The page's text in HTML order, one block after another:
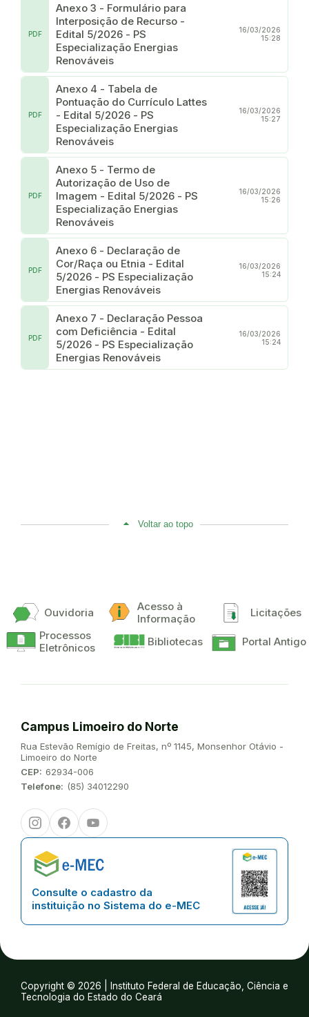
Anexo 3 - Formulário para
Interposição de Recurso -
Edital 5/2026 - PS
Especialização Energias
Renováveis
PDF
16/03/2026
15:28
Anexo 4 - Tabela de
Pontuação do Currículo Lattes
- Edital 5/2026 - PS
Especialização Energias
Renováveis
PDF
16/03/2026
15:27
Anexo 5 - Termo de
Autorização de Uso de
Imagem - Edital 5/2026 - PS
Especialização Energias
Renováveis
PDF
16/03/2026
15:26
Anexo 6 - Declaração de
Cor/Raça ou Etnia - Edital
5/2026 - PS Especialização
Energias Renováveis
PDF
16/03/2026
15:24
Anexo 7 - Declaração Pessoa
com Deficiência - Edital
5/2026 - PS Especialização
Energias Renováveis
PDF
16/03/2026
15:24
Voltar ao topo
Ouvidoria
Acesso à
Informação
Licitações
Processos
Eletrônicos
Bibliotecas Portal Antigo
Campus Limoeiro do Norte
Endereço:
Rua Estevão Remígio de Freitas, nº 1145, Monsenhor Otávio -
Limoeiro do Norte
CEP: 62934-006
Telefone: (85) 34012290
InstagramFacebookYoutube
Consulte o cadastro da
instituição no Sistema do e-MEC
Copyright © 2026 | Instituto Federal de Educação, Ciência e
Tecnologia do Estado do Ceará